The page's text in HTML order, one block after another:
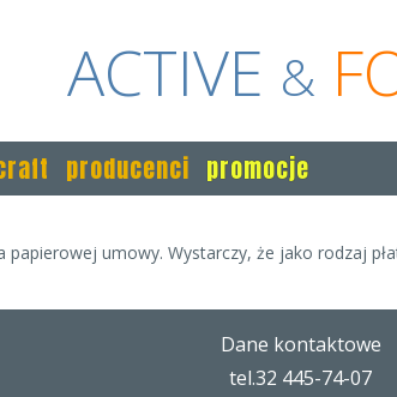
ACTIVE &
producenci promocje
umowy. Wystarczy, że jako rodzaj
Dane kontaktowe
tel.32 445-74-07